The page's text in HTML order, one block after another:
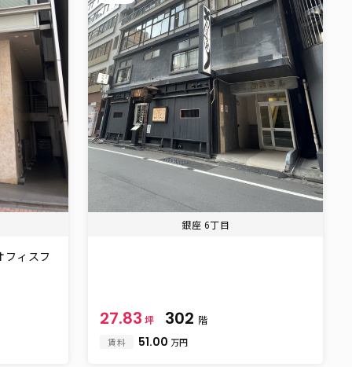
フィスフ
銀座 6丁目
27.83 坪 302 階
賃料 51.00 万円